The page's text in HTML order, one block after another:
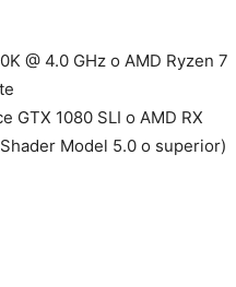
@ 4.0 GHz o AMD Ryzen 7
GTX 1080 SLI o AMD RX
Model 5.0 o superior)